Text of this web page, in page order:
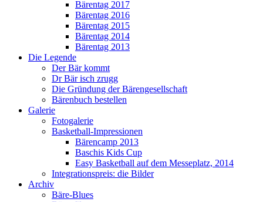
Bärentag 2017
Bärentag 2016
Bärentag 2015
Bärentag 2014
Bärentag 2013
Die Legende
Der Bär kommt
Dr Bär isch zrugg
Die Gründung der Bärengesellschaft
Bärenbuch bestellen
Galerie
Fotogalerie
Basketball-Impressionen
Bärencamp 2013
Baschis Kids Cup
Easy Basketball auf dem Messeplatz, 2014
Integrationspreis: die Bilder
Archiv
Bäre-Blues